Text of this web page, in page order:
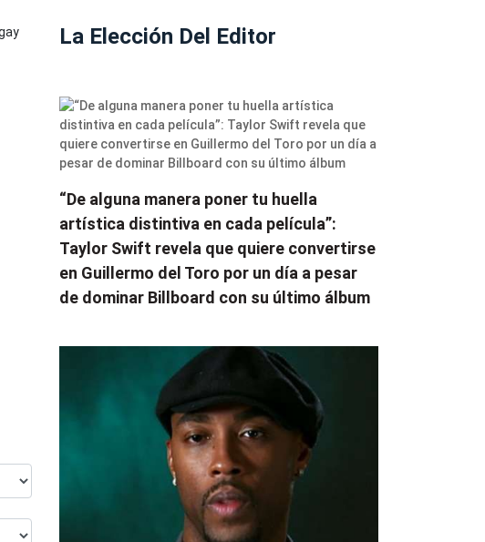
La Elección Del Editor
“De alguna manera poner tu huella
artística distintiva en cada película”:
Taylor Swift revela que quiere convertirse
en Guillermo del Toro por un día a pesar
de dominar Billboard con su último álbum